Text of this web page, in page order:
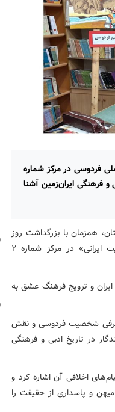
فردوسی در مرکز شماره
و فرهنگی ایران‌زمین آشنا
همزمان با بزرگداشت روز
حکیم ابوالقاسم فردوسی، کارگاه فرهنگی ـ ادبی با عنوان «شاهنامه؛ آیینه هویت ایرانی» در مرکز شماره ۲
ایران و ترویج فرهنگ عشق به
معرفی شخصیت فردوسی و نقش
در تاریخ ادبی و فرهنگی
اخلاقی آن اشاره کرد و
و پاسداری از حقیقت را